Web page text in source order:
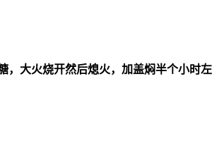
大火烧开然后熄火，加盖焖半个小